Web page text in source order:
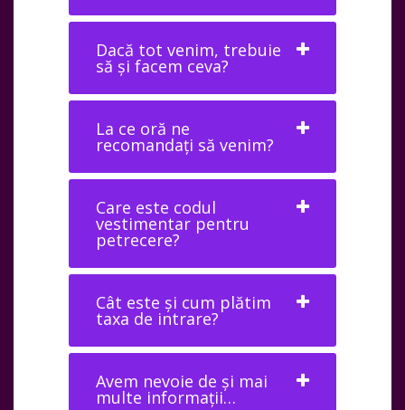
Dacă tot venim, trebuie
să și facem ceva?
La ce oră ne
recomandați să venim?
Care este codul
vestimentar pentru
petrecere?
Cât este și cum plătim
taxa de intrare?
Avem nevoie de și mai
multe informații…